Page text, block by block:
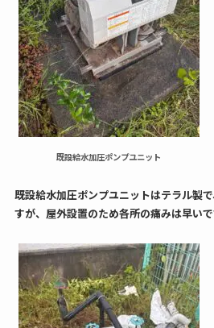
既設給水加圧ポンプユニット
既設給水加圧ポンプユニットはテラル製
すが、屋外設置のため各所の痛みは早いで